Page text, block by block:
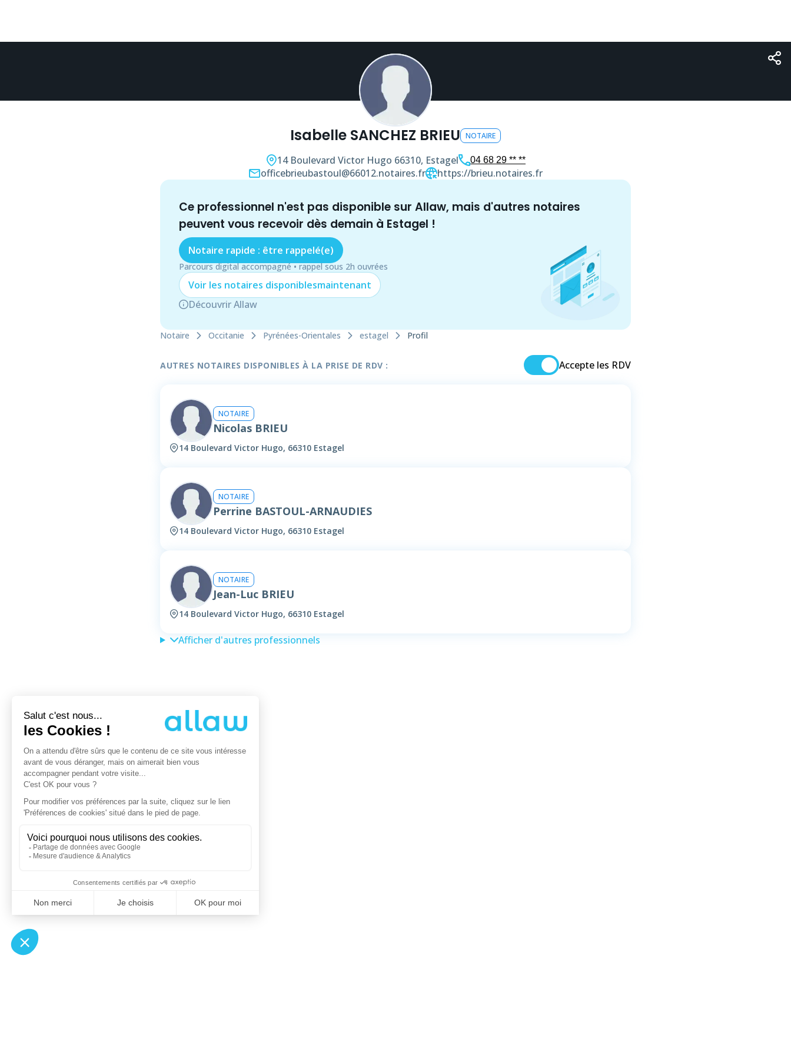
Isabelle SANCHEZ BRIEU NOTAIRE
14 Boulevard Victor Hugo 66310, Estagel 04 68 29 ** **
officebrieubastoul@66012.notaires.fr https://brieu.notaires.fr
Ce professionnel n'est pas disponible sur Allaw, mais d'autres notaires
peuvent vous recevoir dès demain à Estagel !
Notaire rapide : être rappelé(e)
Parcours digital accompagné • rappel sous 2h ouvrées
Voir les notaires disponiblesmaintenant
Découvrir Allaw
Notaire Occitanie Pyrénées-Orientales estagel Profil
AUTRES NOTAIRES DISPONIBLES À LA PRISE DE RDV : Accepte les RDV
NOTAIRE
Nicolas BRIEU
14 Boulevard Victor Hugo, 66310 Estagel
NOTAIRE
Perrine BASTOUL-ARNAUDIES
14 Boulevard Victor Hugo, 66310 Estagel
NOTAIRE
Jean-Luc BRIEU
14 Boulevard Victor Hugo, 66310 Estagel
Afficher d'autres professionnels